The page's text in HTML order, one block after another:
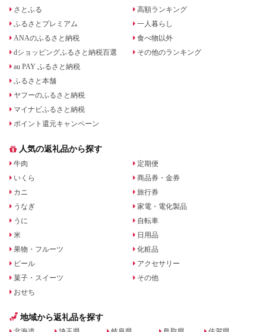
さとふる
ふるさとプレミアム
ANAのふるさと納税
dショッピングふるさと納税百選
au PAY ふるさと納税
ふるさと本舗
ヤフーのふるさと納税
マイナビふるさと納税
ポイント還元キャンペーン
高額ランキング
一人暮らし
食べ物以外
その他のランキング
人気の返礼品から探す
牛肉
いくら
カニ
うなぎ
うに
米
果物・フルーツ
ビール
菓子・スイーツ
おせち
定期便
商品券・金券
旅行券
家電・電化製品
自転車
日用品
化粧品
アクセサリー
その他
地域から返礼品を探す